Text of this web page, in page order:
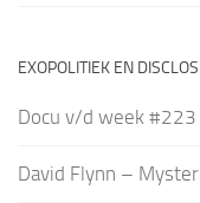
EXOPOLITIEK EN
Docu v/d week
David Flynn –